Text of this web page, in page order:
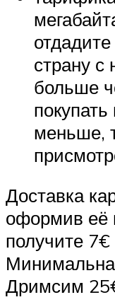
страну с
больше
меньше,
Доставка
оформив её
получите 7€
Дримсим